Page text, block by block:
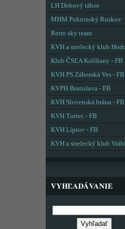
LH Dobový tábor
MHM Pohronský Ruskov
Retro sky team
KVH a strelecký klub
Klub ČSĽA Kolíňany - FB
KVH PS Záhorská Ves - FB
KVPH Bratislava - FB
KVH Slovenská brána - FB
KVH Turiec - FB
KVH Liptov - FB
KVH a strelecký klub
VYHĽADÁVANIE